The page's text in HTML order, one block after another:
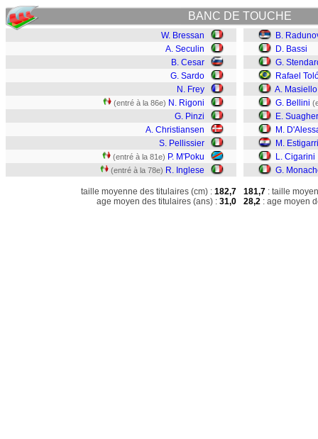
BANC DE TOUCHE
W. Bressan
A. Seculin
B. Cesar
G. Sardo
N. Frey
(entré à la 86e) N. Rigoni
G. Pinzi
A. Christiansen
S. Pellissier
(entré à la 81e) P. M'Poku
(entré à la 78e) R. Inglese
taille moyenne des titulaires (cm) : 182,7
age moyen des titulaires (ans) : 31,0
B.
D. Bassi
G.
Rafael
A. Masiello
G. Bellini
E. Suagher
M.
M.
L. Cigarini
G.
181,7 : taille
28,2 : age moyen